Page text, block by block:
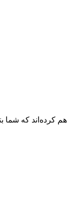
کرده‌اند که شما